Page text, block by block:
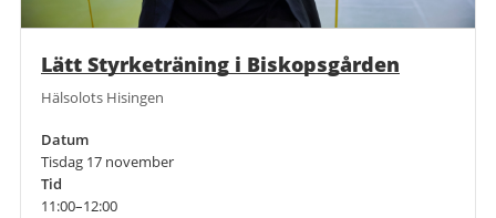
Lätt Styrketräning i Biskopsgården
Hälsolots Hisingen
Datum
Tisdag 17 november
Tid
11:00–12:00